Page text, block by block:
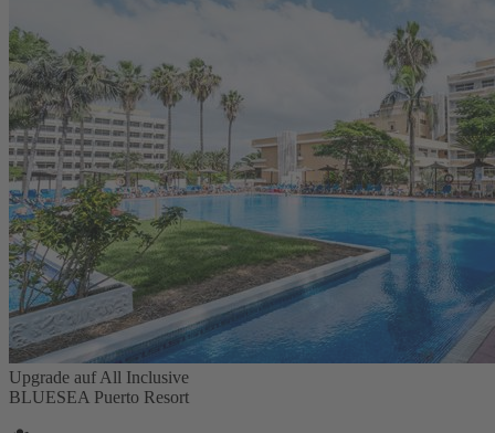
Upgrade auf All Inclusive
BLUESEA Puerto Resort